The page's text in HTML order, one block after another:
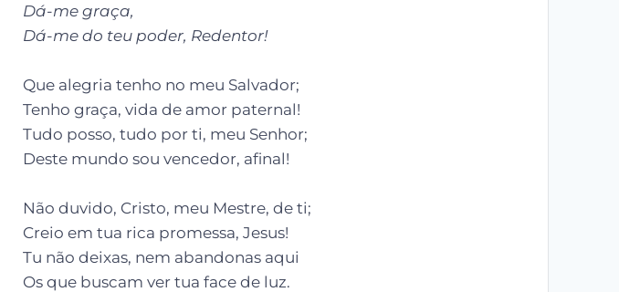
Dá-me graça,
Dá-me do teu poder, Redentor!
Que alegria tenho no meu Salvador;
Tenho graça, vida de amor paternal!
Tudo posso, tudo por ti, meu Senhor;
Deste mundo sou vencedor, afinal!
Não duvido, Cristo, meu Mestre, de ti;
Creio em tua rica promessa, Jesus!
Tu não deixas, nem abandonas aqui
Os que buscam ver tua face de luz.